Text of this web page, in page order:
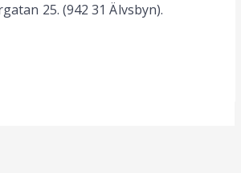
25. (942 31 Älvsbyn).